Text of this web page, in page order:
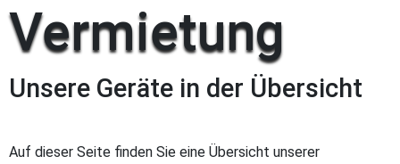
Vermietung
Unsere Geräte in der Übersicht
Auf dieser Seite finden Sie eine Übersicht unserer